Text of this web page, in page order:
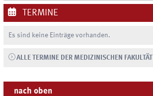
TERMINE
Es sind keine Einträge vorhanden.
ALLE TERMINE DER MEDIZINISCHEN FAKULTÄT
nach oben